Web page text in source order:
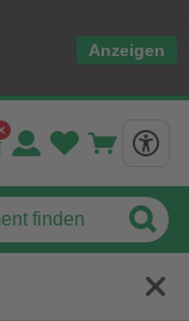
Anzeigen